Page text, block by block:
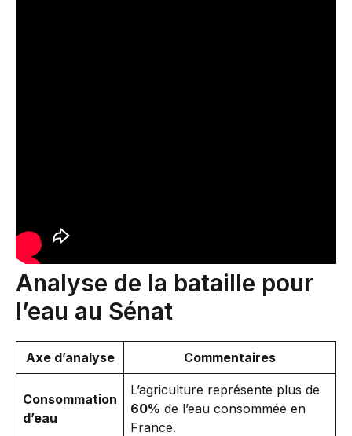
Analyse de la bataille pour
l’eau au Sénat
Axe d’analyse Commentaires
Consommation
d’eau
L’agriculture représente plus de
60% de l’eau consommée en
France.